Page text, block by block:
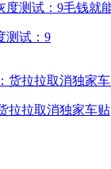
测试：9
拉拉取消独家车贴